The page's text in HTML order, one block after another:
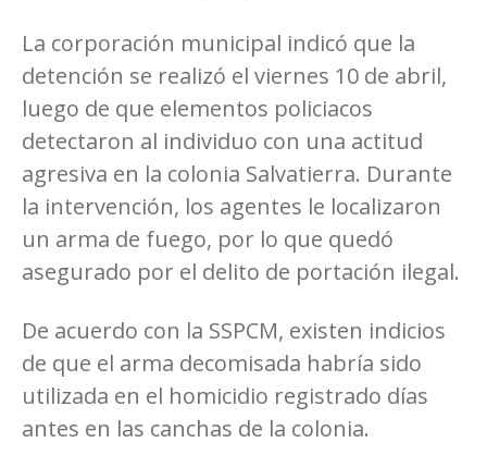
La corporación municipal indicó que la
detención se realizó el viernes 10 de abril,
luego de que elementos policiacos
detectaron al individuo con una actitud
agresiva en la colonia Salvatierra. Durante
la intervención, los agentes le localizaron
un arma de fuego, por lo que quedó
asegurado por el delito de portación ilegal.
De acuerdo con la SSPCM, existen indicios
de que el arma decomisada habría sido
utilizada en el homicidio registrado días
antes en las canchas de la colonia.